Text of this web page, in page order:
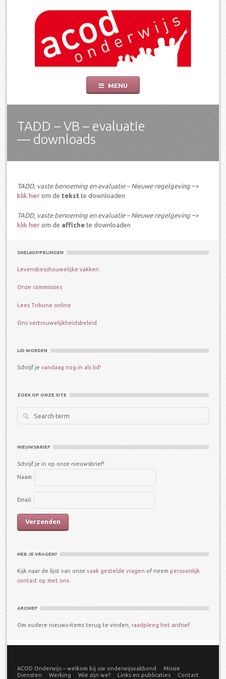
MENU
TADD – VB – evaluatie
— downloads
TADD, vaste benoeming en evaluatie – Nieuwe regelgeving –>
klik hier om de tekst te downloaden
TADD, vaste benoeming en evaluatie – Nieuwe regelgeving –>
klik hier om de affiche te downloaden
SNELKOPPELINGEN
Levensbeschouwelijke vakken
Onze commissies
Lees Tribune online
Ons vertrouwelijkheidsbeleid
LID WORDEN
Schrijf je vandaag nog in als lid!
ZOEK OP ONZE SITE
NIEUWSBRIEF
Schrijf je in op onze nieuwsbrief!
Naam:
Email:
HEB JE VRAGEN?
Kijk naar de lijst van onze vaak gestelde vragen of neem persoonlijk
contact op met ons.
ARCHIEF
Om oudere nieuws-items terug te vinden, raadpleeg het archief
ACOD Onderwijs – welkom bij uw onderwijsvakbond
Missie
Diensten
Werking Wie zijn we? Links en publicaties Contact